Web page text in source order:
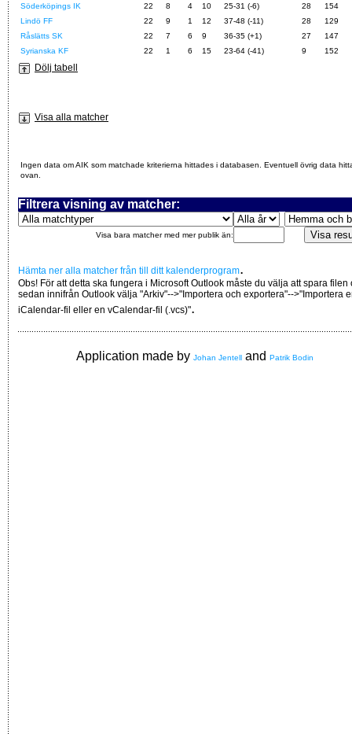
Söderköpings IK
22 8 4 10 25-31 (-6) 28
154
Lindö FF
22 9 1 12 37-48 (-11) 28
129
Råslätts SK
22 7 6 9 36-35 (+1) 27
147
Syrianska KF
22 1 6 15 23-64 (-41) 9 152
Dölj tabell
Visa alla matcher
Ingen data om AIK som matchade kriterierna hittades i databasen. Eventuell övrig data
ovan.
Filtrera visning av matcher:
Visa bara matcher med mer publik än:
Hämta ner alla matcher från till ditt kalenderprogram.
Obs! För att detta ska fungera i Microsoft Outlook måste du välja att spara filen
sedan innifrån Outlook välja "Arkiv"-->"Importera och exportera"-->"Importera
iCalendar-fil eller en vCalendar-fil (.vcs)".
Application made by Johan Jentell and Patrik Bodin